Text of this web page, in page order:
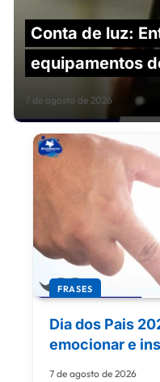
Conta de luz:
equipamentos
7 de agosto de 2026
FRASES
Dia dos Pais
emocionar e
7 de agosto de 2026